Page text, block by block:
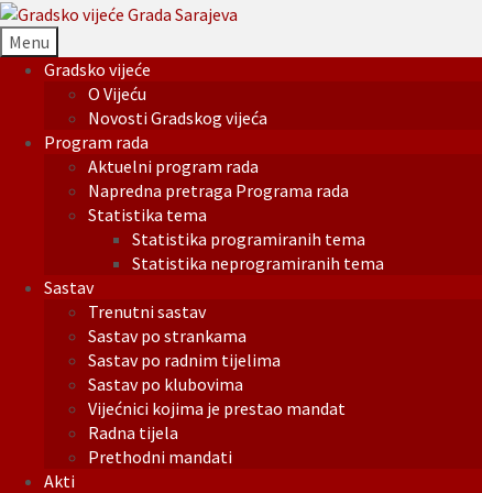
Menu
Gradsko vijeće
O Vijeću
Novosti Gradskog vijeća
Program rada
Aktuelni program rada
Napredna pretraga Programa rada
Statistika tema
Statistika programiranih tema
Statistika neprogramiranih tema
Sastav
Trenutni sastav
Sastav po strankama
Sastav po radnim tijelima
Sastav po klubovima
Vijećnici kojima je prestao mandat
Radna tijela
Prethodni mandati
Akti